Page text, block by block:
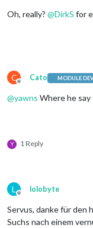
Oh, really? @DirkS for
C
Offline
Cato MODULE
@yawns Where he say
Y 1 Reply
L
Offline
lolobyte
Servus, danke für den
Suchs nach einem